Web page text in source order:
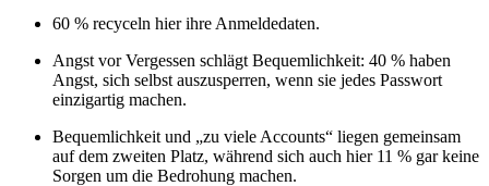
60 % recyceln hier ihre Anmeldedaten.
Angst vor Vergessen schlägt Bequemlichkeit: 40 % haben
Angst, sich selbst auszusperren, wenn sie jedes Passwort
einzigartig machen.
Bequemlichkeit und „zu viele Accounts“ liegen gemeinsam
auf dem zweiten Platz, während sich auch hier 11 % gar keine
Sorgen um die Bedrohung machen.